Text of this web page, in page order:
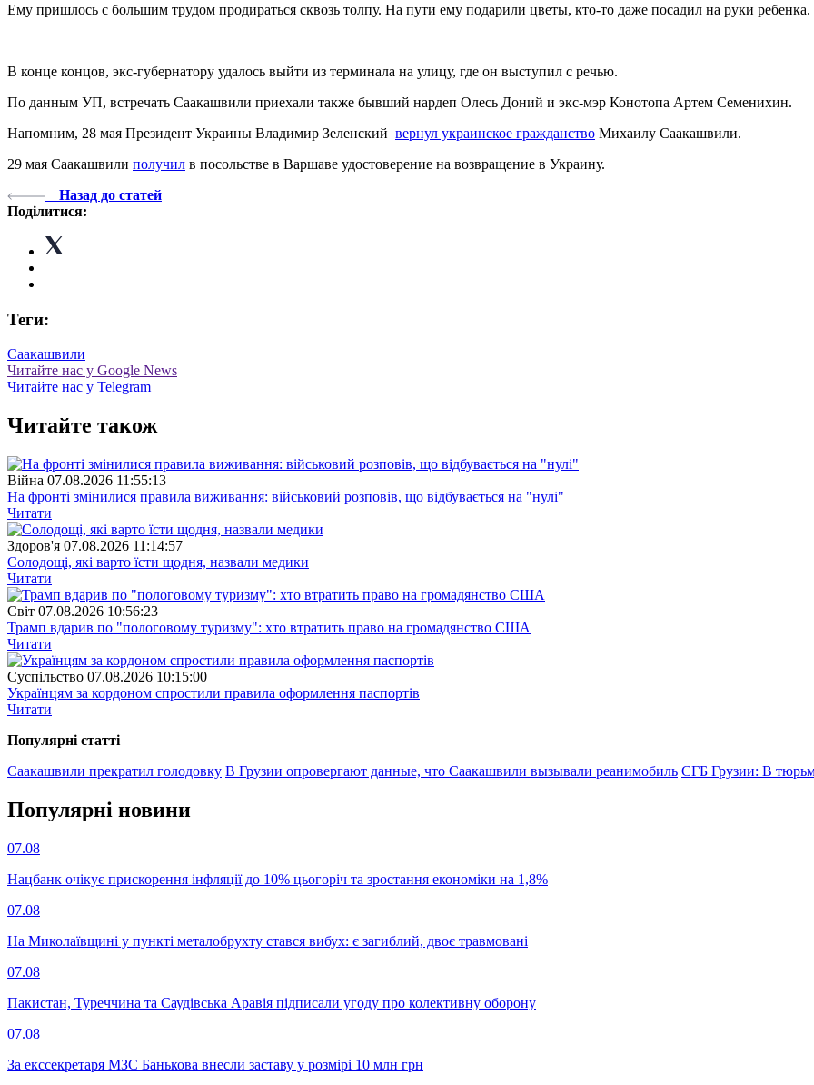
Ему пришлось с большим трудом продираться сквозь толпу. На пути ему подарили цветы, кто-то даже посадил на руки ребенка.
В конце концов, экс-губернатору удалось выйти из терминала на улицу, где он выступил с речью.
По данным УП, встречать Саакашвили приехали также бывший нардеп Олесь Доний и экс-мэр Конотопа Артем Семенихин.
Напомним, 28 мая Президент Украины Владимир Зеленский вернул украинское гражданство Михаилу Саакашвили.
29 мая Саакашвили получил в посольстве в Варшаве удостоверение на возвращение в Украину.
Назад до статей
Поділитися:
Теги:
Саакашвили
Читайте нас у Google News
Читайте нас у Telegram
Читайте також
Війна 07.08.2026 11:55:13
На фронті змінилися правила виживання: військовий розповів, що відбувається на "нулі"
Читати
Здоров'я 07.08.2026 11:14:57
Солодощі, які варто їсти щодня, назвали медики
Читати
Свiт 07.08.2026 10:56:23
Трамп вдарив по "пологовому туризму": хто втратить право на громадянство США
Читати
Суспiльство 07.08.2026 10:15:00
Українцям за кордоном спростили правила оформлення паспортів
Читати
Популярнi статтi
Саакашвили прекратил голодовку В Грузии опровергают данные, что Саакашвили вызывали реанимобиль СГБ Грузии: В
Популярнi новини
07.08
Нацбанк очікує прискорення інфляції до 10% цьогоріч та зростання економіки на 1,8%
07.08
На Миколаївщині у пункті металобрухту стався вибух: є загиблий, двоє травмовані
07.08
Пакистан, Туреччина та Саудівська Аравія підписали угоду про колективну оборону
07.08
За екссекретаря МЗС Банькова внесли заставу у розмірі 10 млн грн